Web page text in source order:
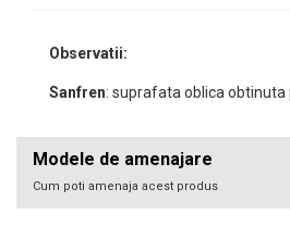
Observatii:
Sanfren: suprafata oblica obtinuta
Modele de amenajare
Cum poti amenaja acest produs